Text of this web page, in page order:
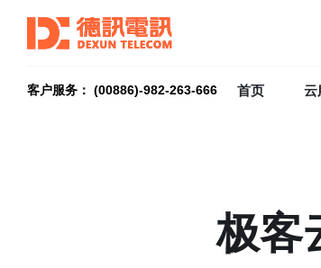
客户服务： (00886)-982-263-666 首页 云
极客